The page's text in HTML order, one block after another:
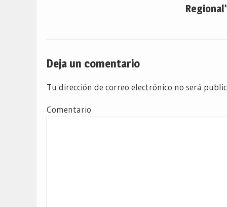
Deja un comentario
Tu dirección de correo electrónico no será
Comentario